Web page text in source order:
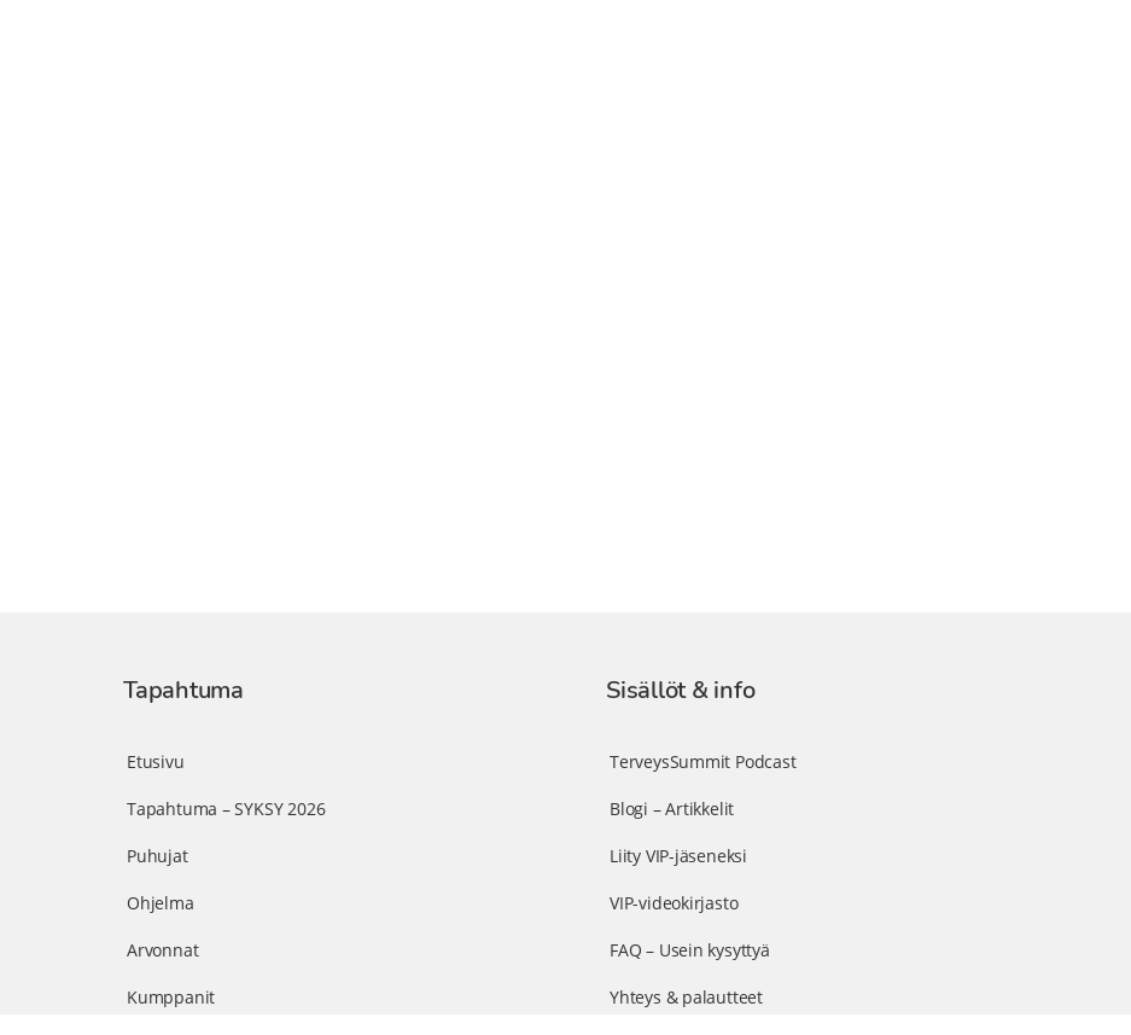
Tapahtuma
Etusivu
Tapahtuma – SYKSY 2026
Puhujat
Ohjelma
Arvonnat
Kumppanit
Sisällöt & info
TerveysSummit Podcast
Blogi – Artikkelit
Liity VIP-jäseneksi
VIP-videokirjasto
FAQ – Usein kysyttyä
Yhteys & palautteet